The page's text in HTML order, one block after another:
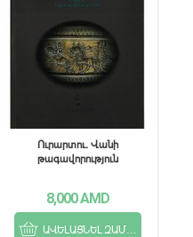
Ուրարտու․ Վանի
թագավորություն
8,000AMD
ԱՎԵԼԱՑՆԵԼ ԶԱՄԲՅՈՒՂ